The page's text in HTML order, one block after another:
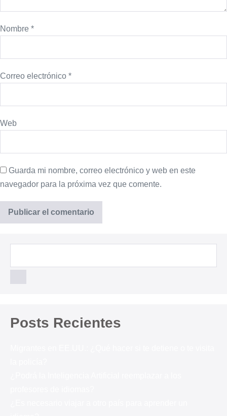
Nombre *
Correo electrónico *
Web
Guarda mi nombre, correo electrónico y web en este
navegador para la próxima vez que comente.
Posts Recientes